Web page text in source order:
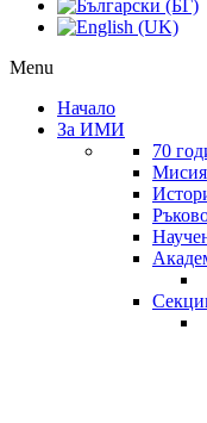
Menu
Начало
За ИМИ
70
Мисия